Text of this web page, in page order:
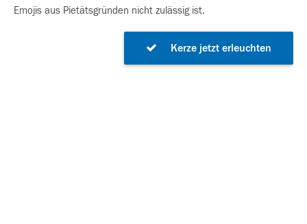
Emojis aus Pietätsgründen nicht zulässig ist.
Kerze jetzt erleuchten